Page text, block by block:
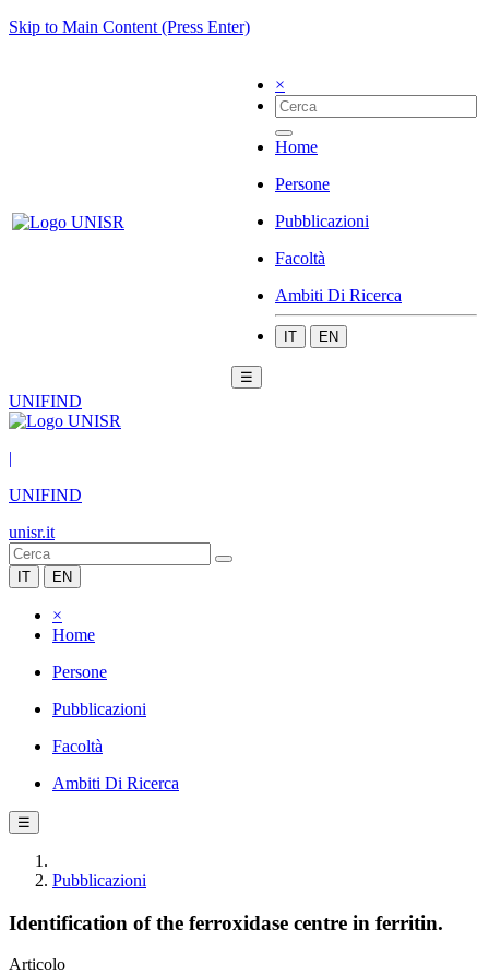
Skip to Main Content (Press Enter)
×
Home
Persone
Pubblicazioni
Facoltà
Ambiti Di Ricerca
IT EN
☰
UNIFIND
|
UNIFIND
unisr.it
IT EN
×
Home
Persone
Pubblicazioni
Facoltà
Ambiti Di Ricerca
☰
Pubblicazioni
Identification of the ferroxidase centre in ferritin.
Articolo